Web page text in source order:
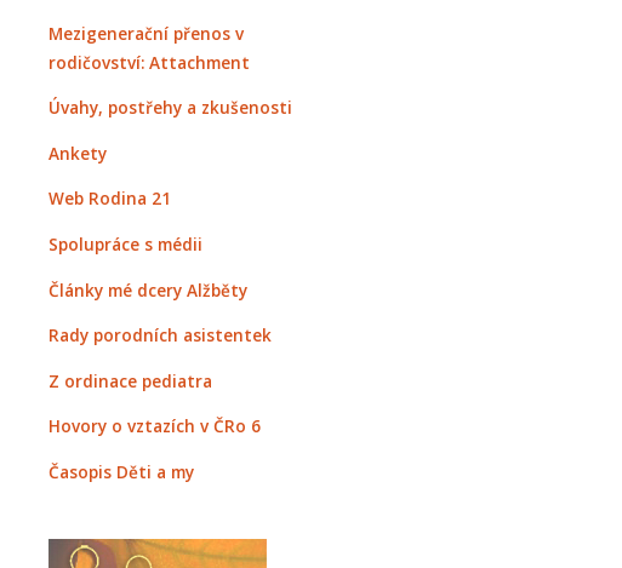
Mezigenerační přenos v
rodičovství: Attachment
Úvahy, postřehy a zkušenosti
Ankety
Web Rodina 21
Spolupráce s médii
Články mé dcery Alžběty
Rady porodních asistentek
Z ordinace pediatra
Hovory o vztazích v ČRo 6
Časopis Děti a my